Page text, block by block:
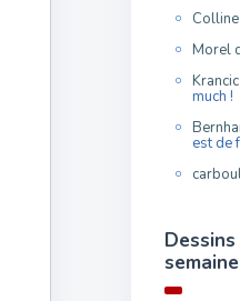
Colline
Morel
Krancic
much !
est de
semaine